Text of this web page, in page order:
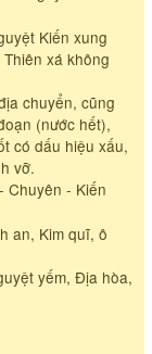
Kiến xung
xá không
chuyển, cũng
(nước hết),
có dấu hiệu xấu,
vỡ.
Chuyên - Kiến
an, Kim quĩ, ô
yếm, Địa hòa,